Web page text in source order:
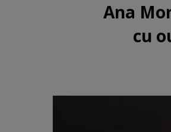
Ana
cu